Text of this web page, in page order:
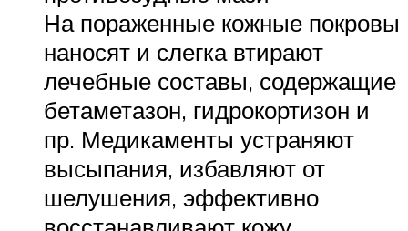
На пораженные кожные покровы
наносят и слегка втирают
лечебные составы, содержащие
бетаметазон, гидрокортизон и
пр. Медикаменты устраняют
высыпания, избавляют от
шелушения, эффективно